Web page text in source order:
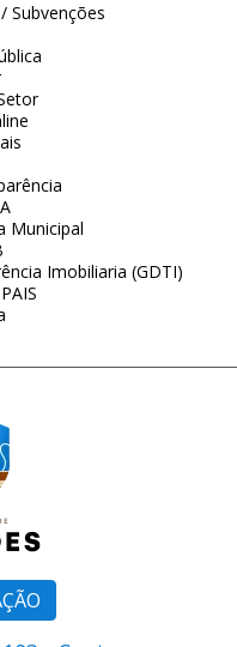
Subvenções
Municipal
Imobiliaria (GDTI)